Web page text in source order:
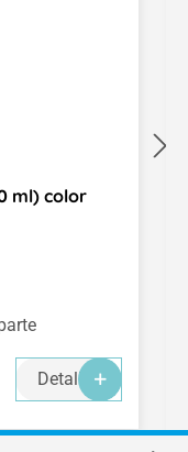
ml) color
Detalles